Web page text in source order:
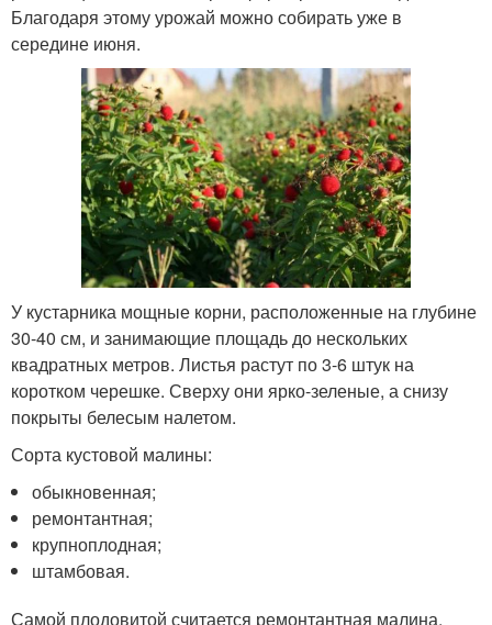
Благодаря этому урожай можно собирать уже в
середине июня.
У кустарника мощные корни, расположенные на глубине
30-40 см, и занимающие площадь до нескольких
квадратных метров. Листья растут по 3-6 штук на
коротком черешке. Сверху они ярко-зеленые, а снизу
покрыты белесым налетом.
Сорта кустовой малины:
обыкновенная;
ремонтантная;
крупноплодная;
штамбовая.
Самой плодовитой считается ремонтантная малина,